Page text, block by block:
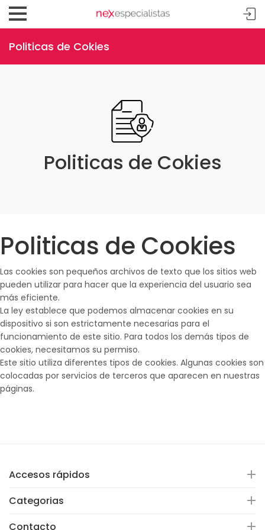
Politicas de Cokies
Politicas de Cokies
Politicas de Cookies
Las cookies son pequeños archivos de texto que los sitios web
pueden utilizar para hacer que la experiencia del usuario sea
más eficiente.
La ley establece que podemos almacenar cookies en su
dispositivo si son estrictamente necesarias para el
funcionamiento de este sitio. Para todos los demás tipos de
cookies, necesitamos su permiso.
Este sitio utiliza diferentes tipos de cookies. Algunas cookies son
colocadas por servicios de terceros que aparecen en nuestras
páginas.
Accesos rápidos
Categorias
Contacto